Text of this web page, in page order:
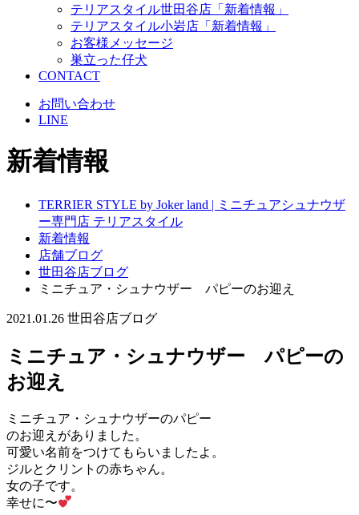
テリアスタイル世田谷店「新着情報」
テリアスタイル小岩店「新着情報」
お客様メッセージ
巣立った仔犬
CONTACT
お問い合わせ
LINE
新着情報
TERRIER STYLE by Joker land | ミニチュアシュナウザ
ー専門店 テリアスタイル
新着情報
店舗ブログ
世田谷店ブログ
ミニチュア・シュナウザー パピーのお迎え
2021.01.26 世田谷店ブログ
ミニチュア・シュナウザー パピーの
お迎え
ミニチュア・シュナウザーのパピー
のお迎えがありました。
可愛い名前をつけてもらいましたよ。
ジルとクリントの赤ちゃん。
女の子です。
幸せに〜